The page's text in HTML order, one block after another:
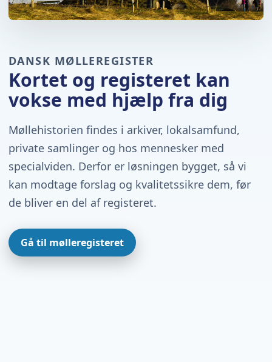
DANSK MØLLEREGISTER
Kortet og registeret kan
vokse med hjælp fra dig
Møllehistorien findes i arkiver, lokalsamfund,
private samlinger og hos mennesker med
specialviden. Derfor er løsningen bygget, så vi
kan modtage forslag og kvalitetssikre dem, før
de bliver en del af registeret.
Gå til mølleregisteret